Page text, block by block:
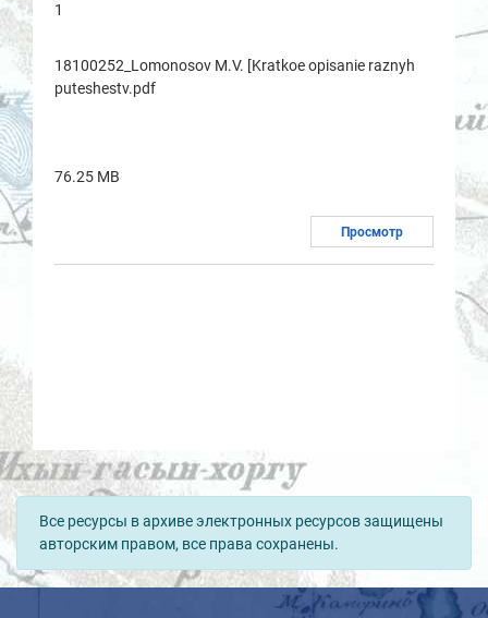
1
18100252_Lomonosov M.V. [Kratkoe opisanie raznyh
puteshestv.pdf
76.25 MB
Просмотр
Все ресурсы в архиве электронных ресурсов защищены
авторским правом, все права сохранены.